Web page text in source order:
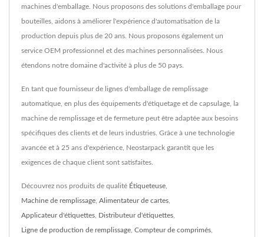
machines d'emballage. Nous proposons des solutions d'emballage pour
bouteilles, aidons à améliorer l'expérience d'automatisation de la
production depuis plus de 20 ans. Nous proposons également un
service OEM professionnel et des machines personnalisées. Nous
étendons notre domaine d'activité à plus de 50 pays.
En tant que fournisseur de lignes d'emballage de remplissage
automatique, en plus des équipements d'étiquetage et de capsulage, la
machine de remplissage et de fermeture peut être adaptée aux besoins
spécifiques des clients et de leurs industries. Grâce à une technologie
avancée et à 25 ans d'expérience, Neostarpack garantit que les
exigences de chaque client sont satisfaites.
Découvrez nos produits de qualité Étiqueteuse
Machine de remplissage Alimentateur de cartes
Applicateur d'étiquettes Distributeur d'étiquettes
Ligne de production de remplissage Compteur de comprimés